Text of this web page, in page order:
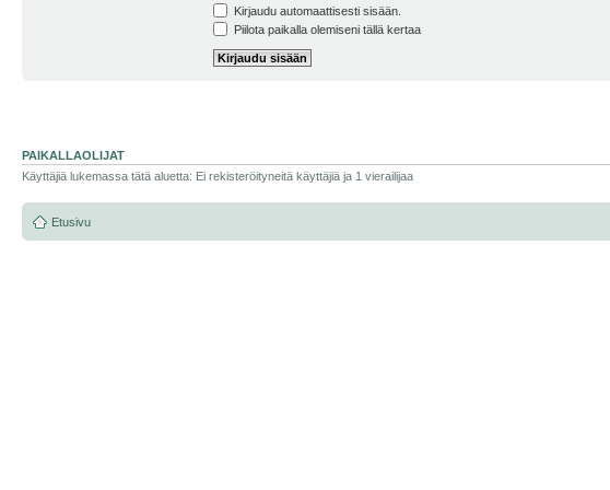
Kirjaudu automaattisesti sisään.
Piilota paikalla olemiseni tällä kertaa
PAIKALLAOLIJAT
Käyttäjiä lukemassa tätä aluetta: Ei rekisteröityneitä käyttäjiä ja 1 vierailijaa
Etusivu